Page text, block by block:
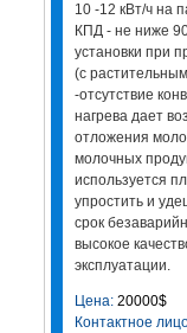
10 -12 кВт/ч на
КПД - не ниже
установки при
(с
-отсутствие
нагрева дает
отложения
молочных
используется
упростить и
срок
высокое
эксплуатации.
Цена:20000$
Контактное